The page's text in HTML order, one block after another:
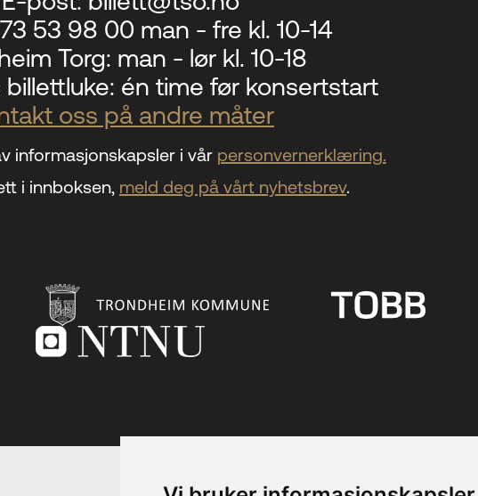
73 53 98 00 man - fre kl. 10-14
Torg: man - lør kl. 10-18
billettluke: én time før konsertstart
oss på andre måter
informasjonskapsler i vår personvernerklæring.
i innboksen, meld deg på vårt nyhetsbrev.